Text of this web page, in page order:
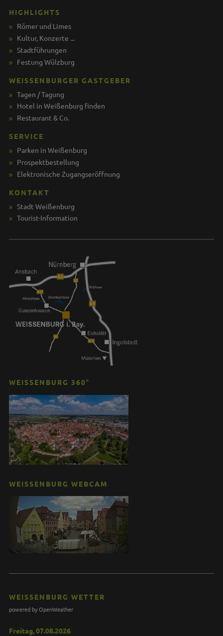
HIGHLIGHTS
Römer und Limes
Kultur, Konzerte ...
Stadtführungen
Festung Wülzburg
WEISSENBURGER GASTGEBER
Tagen / Tagung
Hotel in Weißenburg finden
Restaurant & Co.
SERVICE
Parken in Weißenburg
Prospektbestellung
Elektronische Zugangseröffnung
KONTAKT
Stadt Weißenburg
Tourist-Information
WEISSENBURG 360°
WEISSENBURG WEBCAM
WEISSENBURG WETTER
powered by OpenWeather
Freitag, 07.08.2026